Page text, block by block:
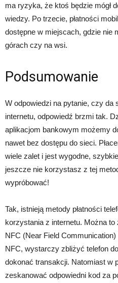
ma ryzyka, że ktoś będzie mógł
wiedzy. Po trzecie, płatności
dostępne w miejscach, gdzie nie
górach czy na wsi.
Podsumowanie
W odpowiedzi na pytanie, czy da
internetu, odpowiedź brzmi tak.
aplikacjom bankowym możemy
nawet bez dostępu do sieci.
wiele zalet i jest wygodne,
jeszcze nie korzystasz z tej
wypróbować!
Tak, istnieją metody płatności
korzystania z internetu. Można
NFC (Near Field
NFC, wystarczy zbliżyć telefon
dokonać transakcji. Natomiast w
zeskanować odpowiedni kod za